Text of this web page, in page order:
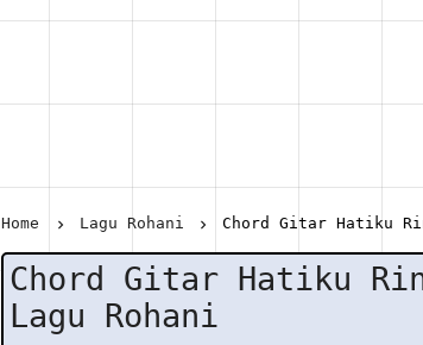
Home Lagu Rohani Chord Gitar Hatiku
Chord Gitar Hatiku
Lagu Rohani